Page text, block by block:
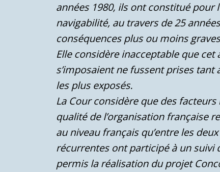
années 1980, ils ont constitué pour
navigabilité, au travers de 25
conséquences plus ou moins
Elle considère inacceptable que
s’imposaient ne fussent prises
les plus exposés.
La Cour considère que des
qualité de l’organisation française
au niveau français qu’entre les
récurrentes ont participé à un suivi
permis la réalisation du projet